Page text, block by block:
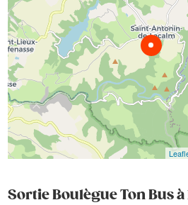
Sortie Boulègue Ton Bus